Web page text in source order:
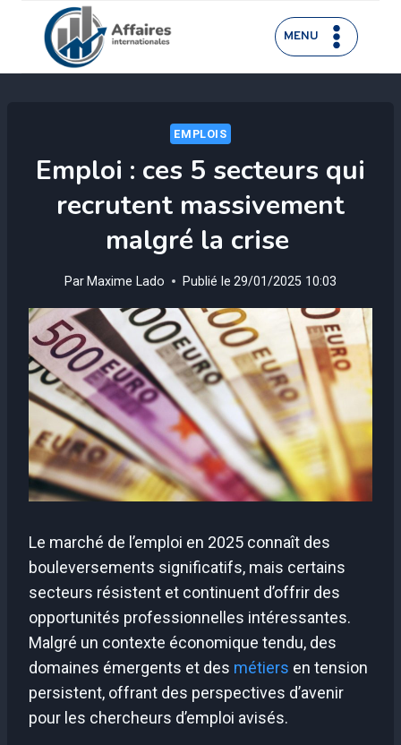
contenu
MENU
EMPLOIS
Emploi : ces 5 secteurs qui
recrutent massivement
malgré la crise
Par Maxime Lado Publié le 29/01/2025 10:03
Le marché de l’emploi en 2025 connaît des
bouleversements significatifs, mais certains
secteurs résistent et continuent d’offrir des
opportunités professionnelles intéressantes.
Malgré un contexte économique tendu, des
domaines émergents et des métiers en tension
persistent, offrant des perspectives d’avenir
pour les chercheurs d’emploi avisés.